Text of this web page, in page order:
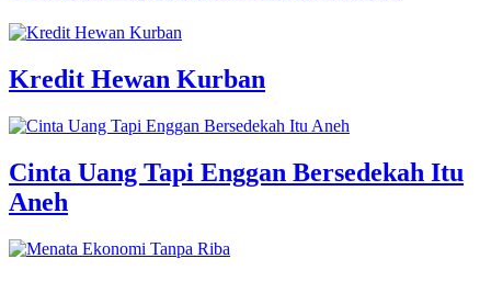
Kredit Hewan Kurban
Cinta Uang Tapi Enggan Bersedekah Itu
Aneh